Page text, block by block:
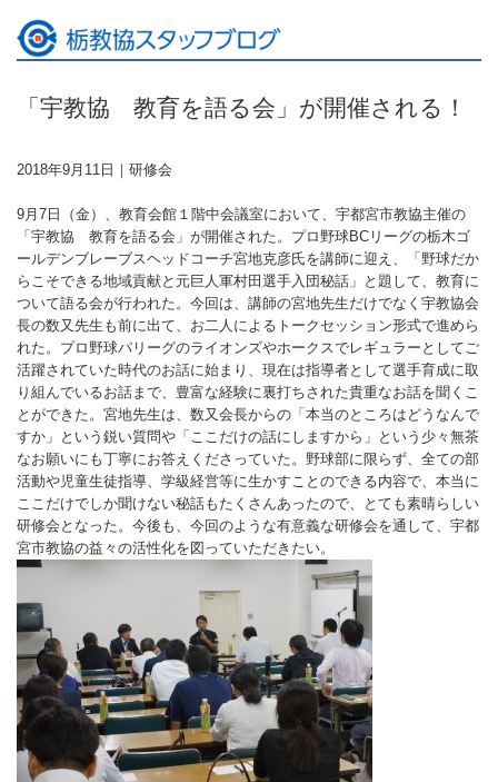
「宇教協 教育を語る会」が開催される！
2018年9月11日｜ 研修会
9月7日（金）、教育会館１階中会議室において、宇都宮市教協主催の
「宇教協 教育を語る会」が開催された。プロ野球BCリーグの栃木ゴ
ールデンブレーブスヘッドコーチ宮地克彦氏を講師に迎え、「野球だか
らこそできる地域貢献と元巨人軍村田選手入団秘話」と題して、教育に
ついて語る会が行われた。今回は、講師の宮地先生だけでなく宇教協会
長の数又先生も前に出て、お二人によるトークセッション形式で進めら
れた。プロ野球パリーグのライオンズやホークスでレギュラーとしてご
活躍されていた時代のお話に始まり、現在は指導者として選手育成に取
り組んでいるお話まで、豊富な経験に裏打ちされた貴重なお話を聞くこ
とができた。宮地先生は、数又会長からの「本当のところはどうなんで
すか」という鋭い質問や「ここだけの話にしますから」という少々無茶
なお願いにも丁寧にお答えくださっていた。野球部に限らず、全ての部
活動や児童生徒指導、学級経営等に生かすことのできる内容で、本当に
ここだけでしか聞けない秘話もたくさんあったので、とても素晴らしい
研修会となった。今後も、今回のような有意義な研修会を通して、宇都
宮市教協の益々の活性化を図っていただきたい。